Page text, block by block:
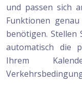
und passen sich
Funktionen
benötigen. Stellen
automatisch die
Ihrem